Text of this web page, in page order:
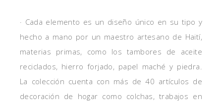
· Cada elemento es un diseño único en su tipo y
hecho a mano por un maestro artesano de Haití,
materias primas, como los tambores de aceite
reciclados, hierro forjado, papel maché y piedra.
La colección cuenta con más de 40 artículos de
decoración de hogar como colchas, trabajos en